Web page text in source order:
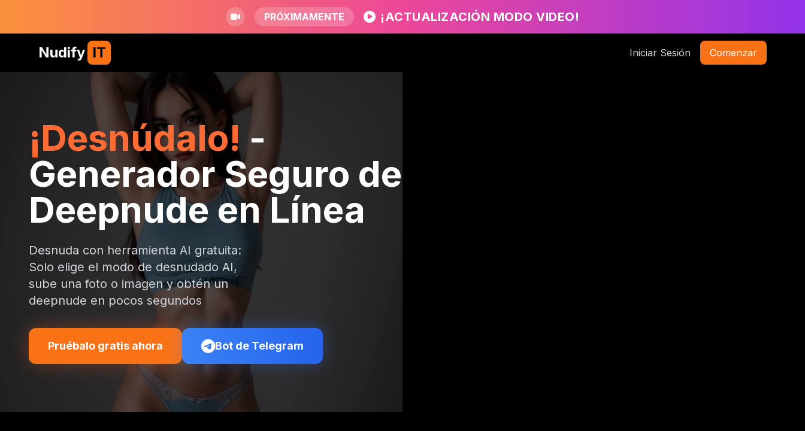
PRÓXIMAMENTE ¡ACTUALIZACIÓN MODO VIDEO!
Nudify IT Iniciar Sesión Comenzar
¡Desnúdalo!-
Generador Seguro de
Deepnude en Línea
Desnuda con herramienta AI gratuita:
Solo elige el modo de desnudado AI,
sube una foto o imagen y obtén un
deepnude en pocos segundos
Pruébalo gratis ahora Bot de Telegram